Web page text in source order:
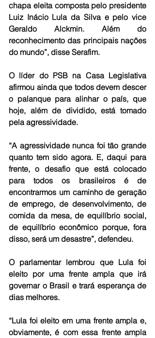
chapa eleita composta pelo presidente
Luiz Inácio Lula da Silva e pelo vice
Geraldo Alckmin. Além do
reconhecimento das principais nações
do mundo”, disse Serafim.
O líder do PSB na Casa Legislativa
afirmou ainda que todos devem descer
o palanque para alinhar o país, que
hoje, além de dividido, está tomado
pela agressividade.
“A agressividade nunca foi tão grande
quanto tem sido agora. E, daqui para
frente, o desafio que está colocado
para todos os brasileiros é de
encontrarmos um caminho de geração
de emprego, de desenvolvimento, de
comida da mesa, de equilíbrio social,
de equilíbrio econômico porque, fora
disso, será um desastre”, defendeu.
O parlamentar lembrou que Lula foi
eleito por uma frente ampla que irá
governar o Brasil e trará esperança de
dias melhores.
“Lula foi eleito em uma frente ampla e,
obviamente, é com essa frente ampla